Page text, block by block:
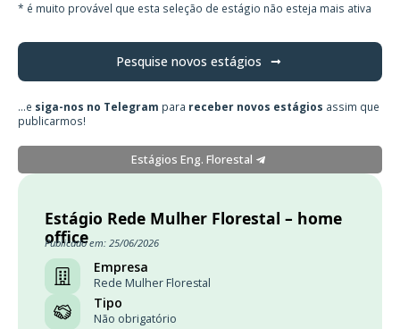
* é muito provável que esta seleção de estágio não esteja mais ativa
Pesquise novos estágios
...e siga-nos no Telegram para receber novos estágios assim que
publicarmos!
Estágios Eng. Florestal
Estágio Rede Mulher Florestal – home
office
Publicado em: 25/06/2026
Empresa
Rede Mulher Florestal
Tipo
Não obrigatório